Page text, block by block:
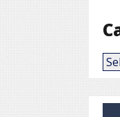
de